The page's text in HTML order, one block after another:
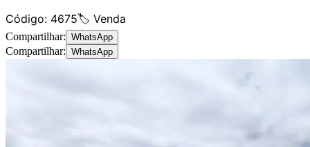
Código: 4675🏷️ Venda
Compartilhar: WhatsApp
Compartilhar: WhatsApp